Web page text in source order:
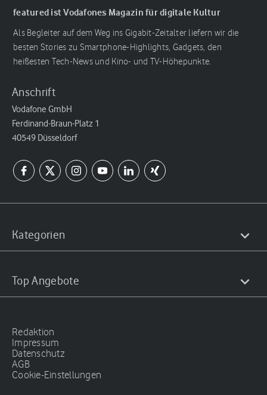
featured ist Vodafones Magazin für digitale Kultur
Als Begleiter auf dem Weg ins Gigabit-Zeitalter liefern wir die
besten Stories zu Smartphone-Highlights, Gadgets, den
heißesten Tech-News und Kino- und TV-Höhepunkte.
Anschrift
Vodafone GmbH
Ferdinand-Braun-Platz 1
40549 Düsseldorf
Kategorien
Top Angebote
Redaktion
Impressum
Datenschutz
AGB
Cookie-Einstellungen